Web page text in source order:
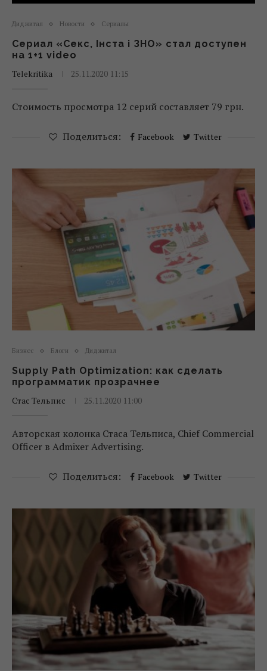
Диджитал Новости Сериалы
Сериал «Секс, Інста і ЗНО» стал доступен
на 1+1 video
Telekritika
25.11.2020 11:15
Стоимость просмотра 12 серий составляет 79 грн.
Поделиться: Facebook Twitter
Бизнес Блоги Диджитал
Supply Path Optimization: как сделать
программатик прозрачнее
Стас Тельпис
25.11.2020 11:00
Авторская колонка Стаса Тельписа, Chief Commercial
Officer в Admixer Advertising.
Поделиться: Facebook Twitter